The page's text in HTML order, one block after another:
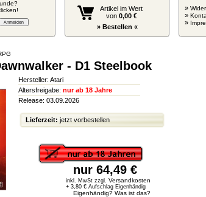
Artikel im Wert
von 0,00 €
» Bestellen «
»
»
»
- D1 Steelbook
Hersteller: Atari
Altersfreigabe: nur ab 18 Jahre
Release: 03.09.2026
Lieferzeit: jetzt vorbestellen
nur 64,49 €
inkl. MwSt zzgl. Versandkosten
+ 3,80 € Aufschlag Eigenhändig
Eigenhändig? Was ist das?